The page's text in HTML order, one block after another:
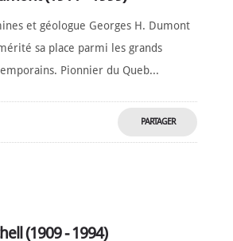
et géologue Georges H. Dumont
sa place parmi les grands
Pionnier du Queb...
PARTAGER
(1909 - 1994)